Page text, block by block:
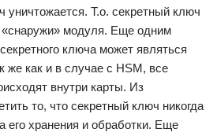
Т.о. секретный ключ
«снаружи» модуля. Еще одним
ключа может являться
же как и в случае с HSM, все
внутри карты. Из
то, что секретный ключ никогда
его хранения и обработки. Еще